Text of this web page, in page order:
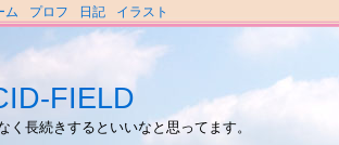
ム プロフ 日記 イラスト
FIELD
く長続きするといいなと思ってます。